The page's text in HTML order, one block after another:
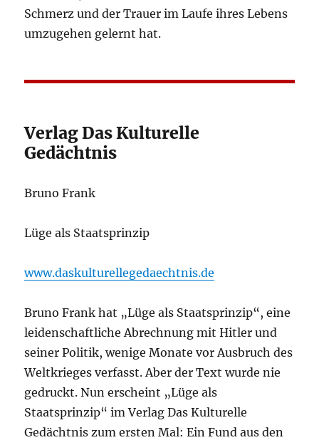
Schmerz und der Trauer im Laufe ihres Lebens
umzugehen gelernt hat.
Verlag Das Kulturelle
Gedächtnis
Bruno Frank
Lüge als Staatsprinzip
www.daskulturellegedaechtnis.de
Bruno Frank hat „Lüge als Staatsprinzip“, eine
leidenschaftliche Abrechnung mit Hitler und
seiner Politik, wenige Monate vor Ausbruch des
Weltkrieges verfasst. Aber der Text wurde nie
gedruckt. Nun erscheint „Lüge als
Staatsprinzip“ im Verlag Das Kulturelle
Gedächtnis zum ersten Mal: Ein Fund aus den